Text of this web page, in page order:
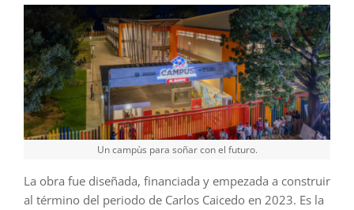
Un campùs para soñar con el futuro.
La obra fue diseñada, financiada y empezada a construir
al término del periodo de Carlos Caicedo en 2023. Es la